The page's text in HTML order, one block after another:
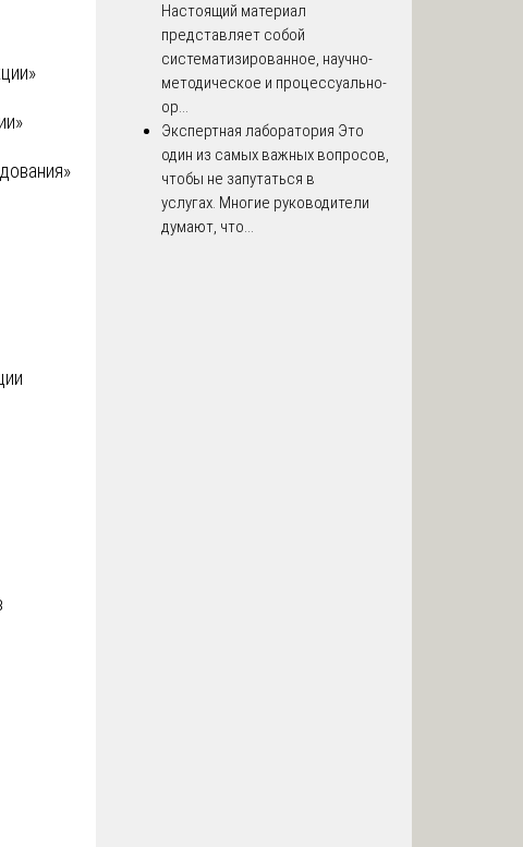
Настоящий материал
представляет собой
систематизированное, научно-
методическое и процессуально-
ор...
Экспертная лаборатория Это
один из самых важных вопросов,
чтобы не запутаться в
услугах. Многие руководители
думают, что...